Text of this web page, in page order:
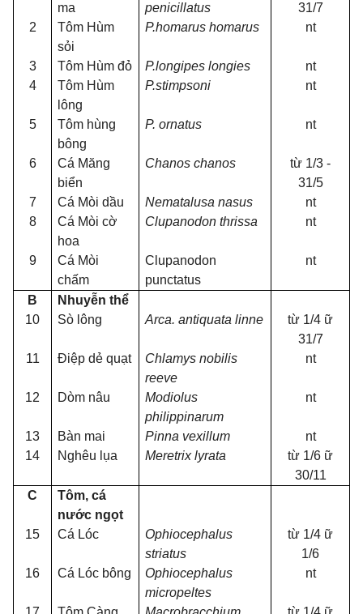
ma
penicillatus
31/7
2
Tôm Hùm
sỏi
P.homarus homarus nt
3 Tôm Hùm đỏ P.longipes longies
nt
4
Tôm Hùm
lông
P.stimpsoni nt
5
Tôm hùng
bông
P. ornatus nt
6
Cá Măng
biển
Chanos chanos
từ 1/3 -
31/5
7
Cá Mòi dầu Nematalusa nasus
nt
8
Cá Mòi cờ
hoa
Clupanodon thrissa nt
9
Cá Mòi
chấm
Clupanodon
punctatus
nt
B
Nhuyễn thể
10
Sò lông Arca. antiquata linne từ 1/4 ữ
31/7
11
Điệp dẻ quạt
Chlamys nobilis
reeve
nt
12 Dòm nâu
Modiolus
philippinarum
nt
13 Bàn mai Pinna vexillum
nt
14
Nghêu lụa Meretrix lyrata từ 1/6 ữ
30/11
C
Tôm, cá
nước ngọt
15
Cá Lóc
Ophiocephalus
striatus
từ 1/4 ữ
1/6
16
Cá Lóc bông
Ophiocephalus
micropeltes
nt